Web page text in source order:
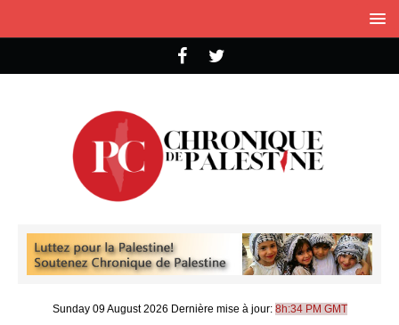
Sunday 09 August 2026 Dernière mise à jour: 8h:34 PM GMT